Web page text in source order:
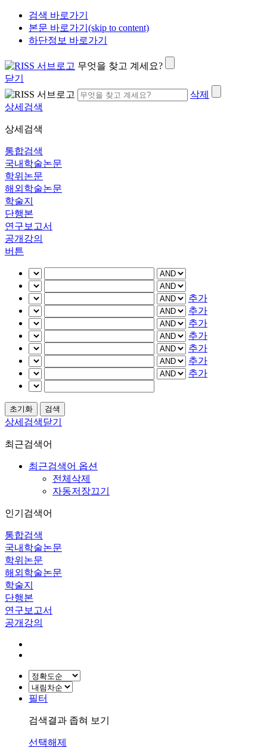
검색 바로가기
본문 바로가기(skip to content)
하단정보 바로가기
무엇을 찾고 계세요?
닫기
삭제
상세검색
상세검색
통합검색
국내학술논문
학위논문
해외학술논문
학술지
단행본
연구보고서
공개강의
버튼
추가
추가
추가
추가
추가
추가
추가
상세검색닫기
최근검색어
최근검색어 옵션
전체삭제
자동저장끄기
인기검색어
통합검색
국내학술논문
학위논문
해외학술논문
학술지
단행본
연구보고서
공개강의
필터
검색결과 좁혀 보기
선택해제